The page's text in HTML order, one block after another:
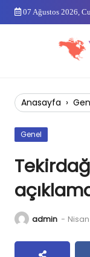
Skip
07 Ağustos 2026,
Anasayfa ›
Genel
admin -